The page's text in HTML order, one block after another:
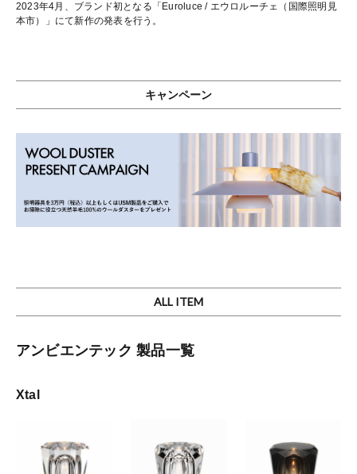
2023年4月、ブランド初となる「Euroluce / エウロルーチェ（国際照明見
本市）」にて新作の発表を行う。
キャンペーン
ALL ITEM
アンビエンテック 製品一覧
Xtal